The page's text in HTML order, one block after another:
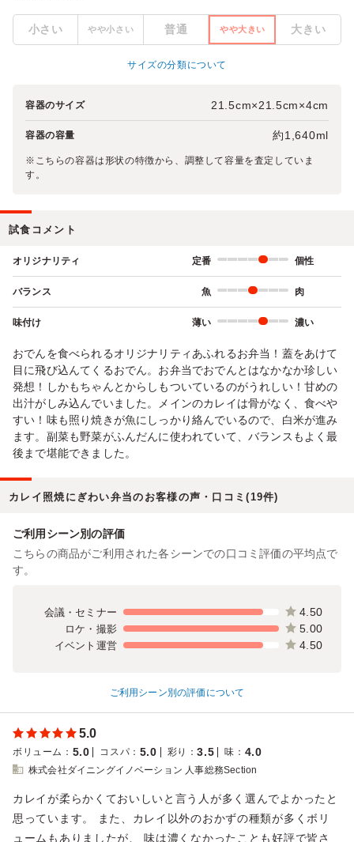
小さい やや小さい 普通 やや大きい 大きい
サイズの分類について
容器のサイズ 21.5cm×21.5cm×4cm
容器の容量 約1,640ml
※こちらの容器は形状の特徴から、調整して容量を査定していま
す。
試食コメント
オリジナリティ 定番 個性
バランス 魚 肉
味付け 薄い 濃い
おでんを食べられるオリジナリティあふれるお弁当！蓋をあけて
目に飛び込んてくるおでん。お弁当でおでんとはなかなか珍しい
発想！しかもちゃんとからしもついているのがうれしい！甘めの
出汁がしみ込んでいました。メインのカレイは骨がなく、食べや
すい！味も照り焼きが魚にしっかり絡んでいるので、白米が進み
ます。副菜も野菜がふんだんに使われていて、バランスもよく最
後まで堪能できました。
カレイ照焼にぎわい弁当のお客様の声・口コミ(19件)
ご利用シーン別の評価
こちらの商品がご利用された各シーンでの口コミ評価の平均点で
す。
会議・セミナー 4.50
ロケ・撮影 5.00
イベント運営 4.50
ご利用シーン別の評価について
5.0
ボリューム ： 5.0 コスパ ： 5.0 彩り ：3.5 味 ： 4.0
株式会社ダイニングイノベーション 人事総務Section
カレイが柔らかくておいしいと言う人が多く選んでよかったと
思っています。 また、カレイ以外のおかずの種類が多くボリ
ュームもありましたが、 味は濃くなかったことも好評で皆さ